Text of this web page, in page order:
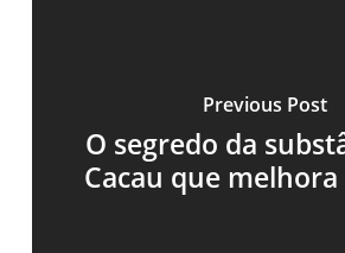
Previous Post
O segredo da
Cacau que melhora